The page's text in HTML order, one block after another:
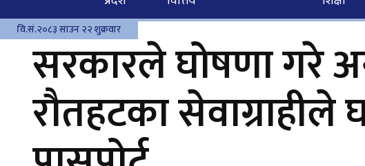
वि.सं.२०८३ साउन २२ शुक्रवार
सरकारले घोषणा गरे
रौतहटका